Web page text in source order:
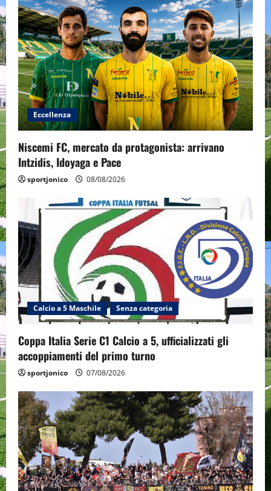
Eccellenza
Niscemi FC, mercato da protagonista: arrivano
Intzidis, Idoyaga e Pace
sportjonico 08/08/2026
Calcio a 5 Maschile Senza categoria
Coppa Italia Serie C1 Calcio a 5, ufficializzati gli
accoppiamenti del primo turno
sportjonico 07/08/2026